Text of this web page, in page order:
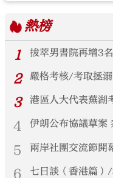
熱榜
1
拔萃男書院再增3
2 嚴格考核/考取拯
3 港區人大代表蕪湖
4 伊朗公布協議草案
5 兩岸社團交流節
6 七日談（香港篇